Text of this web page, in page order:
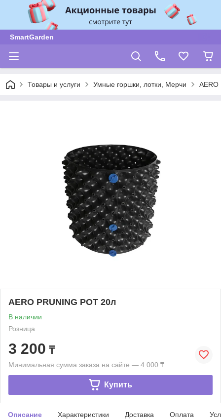
SmartGarden
Товары и услуги Умные горшки, лотки, Мерчи AERO
AERO PRUNING POT 20л
В наличии
Розница
3 200 ₸
Минимальная сумма заказа на сайте — 4 000 ₸
Купить
Описание Характеристики Доставка Оплата